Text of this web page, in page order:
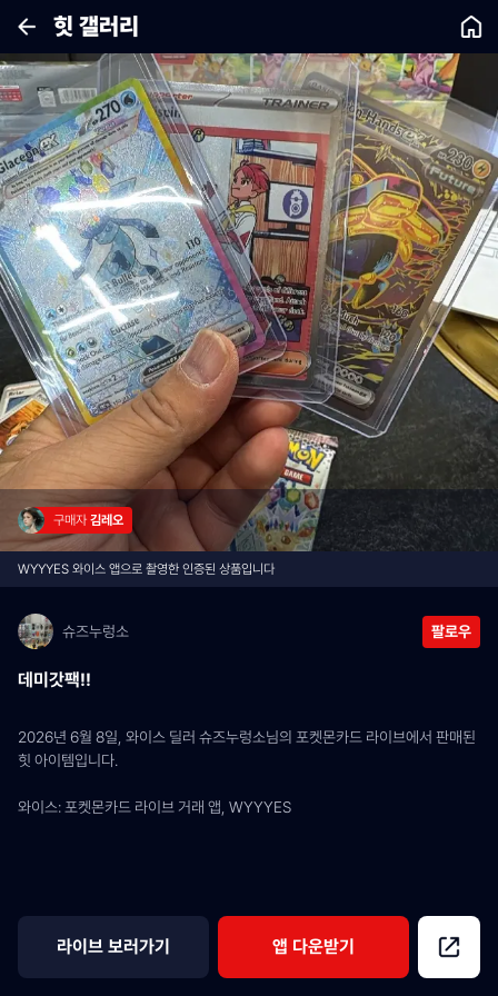
힛 갤러리
구매자 김레오
WYYYES 와이스 앱으로 촬영한 인증된 상품입니다
슈즈누렁소 팔로우
데미갓팩!!
2026년 6월 8일, 와이스 딜러 슈즈누렁소님의 포켓몬카드 라이브에서 판매된
힛 아이템입니다.
와이스: 포켓몬카드 라이브 거래 앱, WYYYES
라이브 보러가기 앱 다운받기